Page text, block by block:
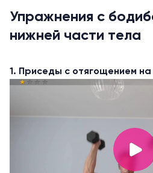
Упражнения с
нижней части тела
1. Приседы с отягощением на